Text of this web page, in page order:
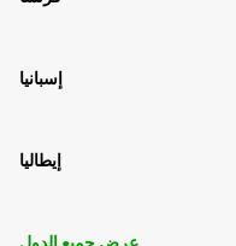
إسبانيا
إيطاليا